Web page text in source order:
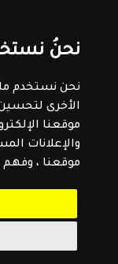
نحنُ
نحن نستخدم
الأخرى
موقعنا
والإعلانات
موقعنا ، وفهم